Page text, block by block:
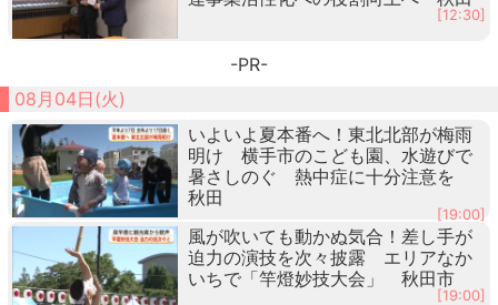
[12:30]
-PR-
08月04日(火)
いよいよ夏本番へ！東北北部が梅雨
明け 横手市のこども園、水遊びで
暑さしのぐ 熱中症に十分注意を
秋田
[19:00]
風が吹いても動かぬ気合！差し手が
迫力の演技を次々披露 エリアなか
いちで「竿燈妙技大会」 秋田市
[19:00]